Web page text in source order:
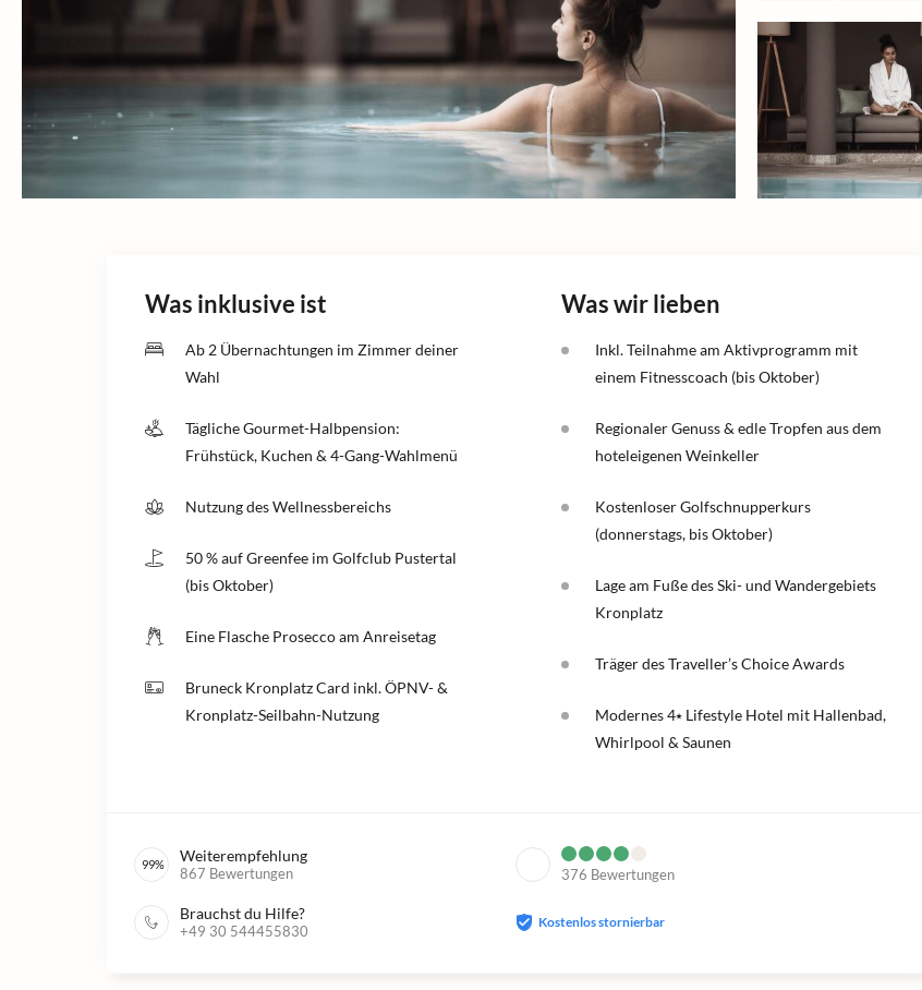
Was inklusive ist
Ab 2 Übernachtungen im Zimmer deiner
Wahl
Tägliche Gourmet-Halbpension:
Frühstück, Kuchen & 4-Gang-Wahlmenü
Nutzung des Wellnessbereichs
50 % auf Greenfee im Golfclub Pustertal
(bis Oktober)
Eine Flasche Prosecco am Anreisetag
Bruneck Kronplatz Card inkl. ÖPNV- &
Kronplatz-Seilbahn-Nutzung
Was wir lieben
Inkl. Teilnahme am Aktivprogramm mit
einem Fitnesscoach (bis Oktober)
Regionaler Genuss & edle Tropfen aus dem
hoteleigenen Weinkeller
Kostenloser Golfschnupperkurs
(donnerstags, bis Oktober)
Lage am Fuße des Ski- und Wandergebiets
Kronplatz
Träger des Traveller’s Choice Awards
Modernes 4⭑ Lifestyle Hotel mit Hallenbad,
Whirlpool & Saunen
99% Weiterempfehlung
867 Bewertungen 376 Bewertungen
Brauchst du Hilfe?
+49 30 544455830
Kostenlos stornierbar